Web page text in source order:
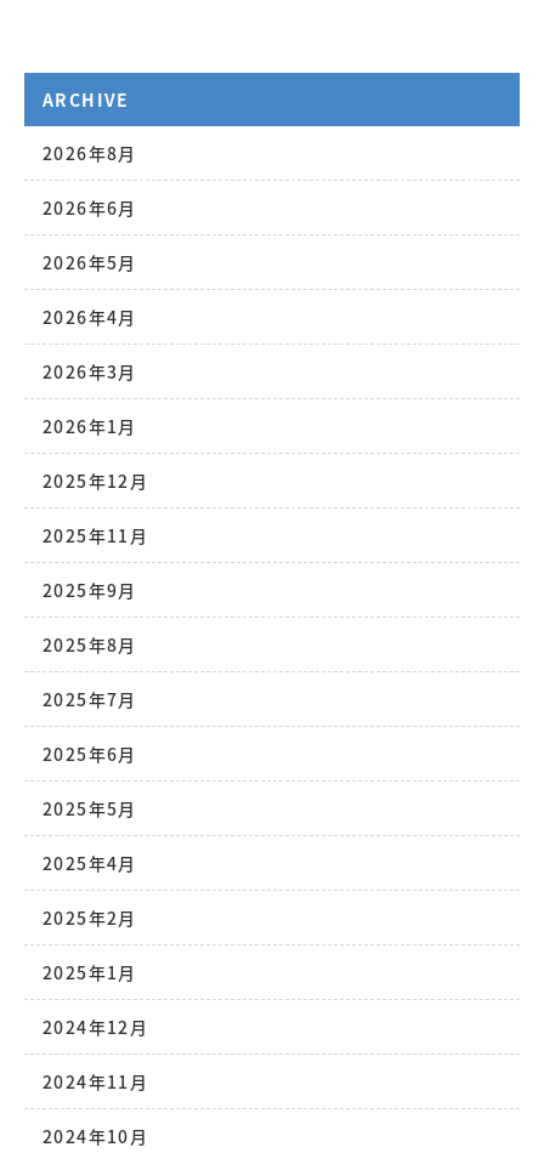
ARCHIVE
2026年8月
2026年6月
2026年5月
2026年4月
2026年3月
2026年1月
2025年12月
2025年11月
2025年9月
2025年8月
2025年7月
2025年6月
2025年5月
2025年4月
2025年2月
2025年1月
2024年12月
2024年11月
2024年10月